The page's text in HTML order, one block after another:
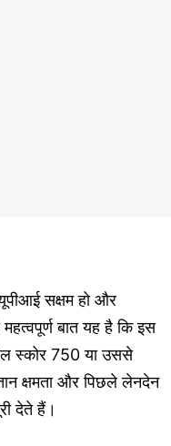
सक्षम हो और
बात यह है कि इस
स्कोर 750 या उससे
क्षमता और पिछले लेनदेन
देते हैं।